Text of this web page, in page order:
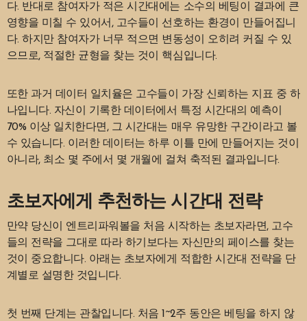
다. 반대로 참여자가 적은 시간대에는 소수의 베팅이 결과에 큰
영향을 미칠 수 있어서, 고수들이 선호하는 환경이 만들어집니
다. 하지만 참여자가 너무 적으면 변동성이 오히려 커질 수 있
으므로, 적절한 균형을 찾는 것이 핵심입니다.
또한 과거 데이터 일치율은 고수들이 가장 신뢰하는 지표 중 하
나입니다. 자신이 기록한 데이터에서 특정 시간대의 예측이
70% 이상 일치한다면, 그 시간대는 매우 유망한 구간이라고 볼
수 있습니다. 이러한 데이터는 하루 이틀 만에 만들어지는 것이
아니라, 최소 몇 주에서 몇 개월에 걸쳐 축적된 결과입니다.
초보자에게 추천하는 시간대 전략
만약 당신이 엔트리파워볼을 처음 시작하는 초보자라면, 고수
들의 전략을 그대로 따라 하기보다는 자신만의 페이스를 찾는
것이 중요합니다. 아래는 초보자에게 적합한 시간대 전략을 단
계별로 설명한 것입니다.
첫 번째 단계는 관찰입니다. 처음 1~2주 동안은 베팅을 하지 않